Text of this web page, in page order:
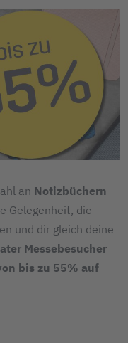
an Notizbüchern
Gelegenheit, die
und dir gleich deine
Messebesucher
bis zu 55% auf